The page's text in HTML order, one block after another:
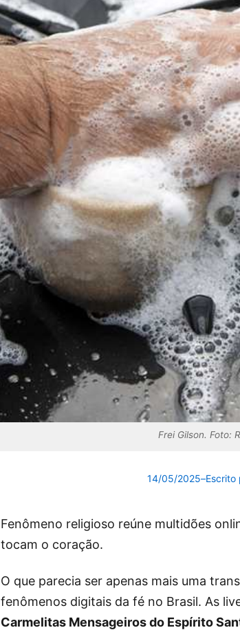
Frei Gilson. Foto:
14/05/2025–Escrito
Fenômeno religioso reúne multidões
tocam o coração.
O que parecia ser apenas mais uma
fenômenos digitais da fé no Brasil. As
Carmelitas Mensageiros do Espírito